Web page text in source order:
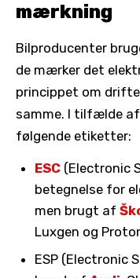
mærkning
Bilproducenter
de mærker det
princippet om
samme. I tilfælde
følgende etiketter:
ESC (Electronic
betegnelse for
men brugt af
Luxgen og
ESP (Electronic